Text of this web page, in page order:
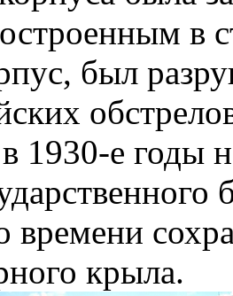
в
был
1930-е годы
времени
крыла.